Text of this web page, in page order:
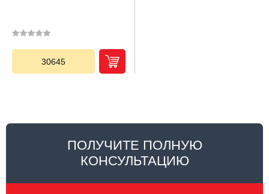
30645
ПОЛУЧИТЕ ПОЛНУЮ
КОНСУЛЬТАЦИЮ